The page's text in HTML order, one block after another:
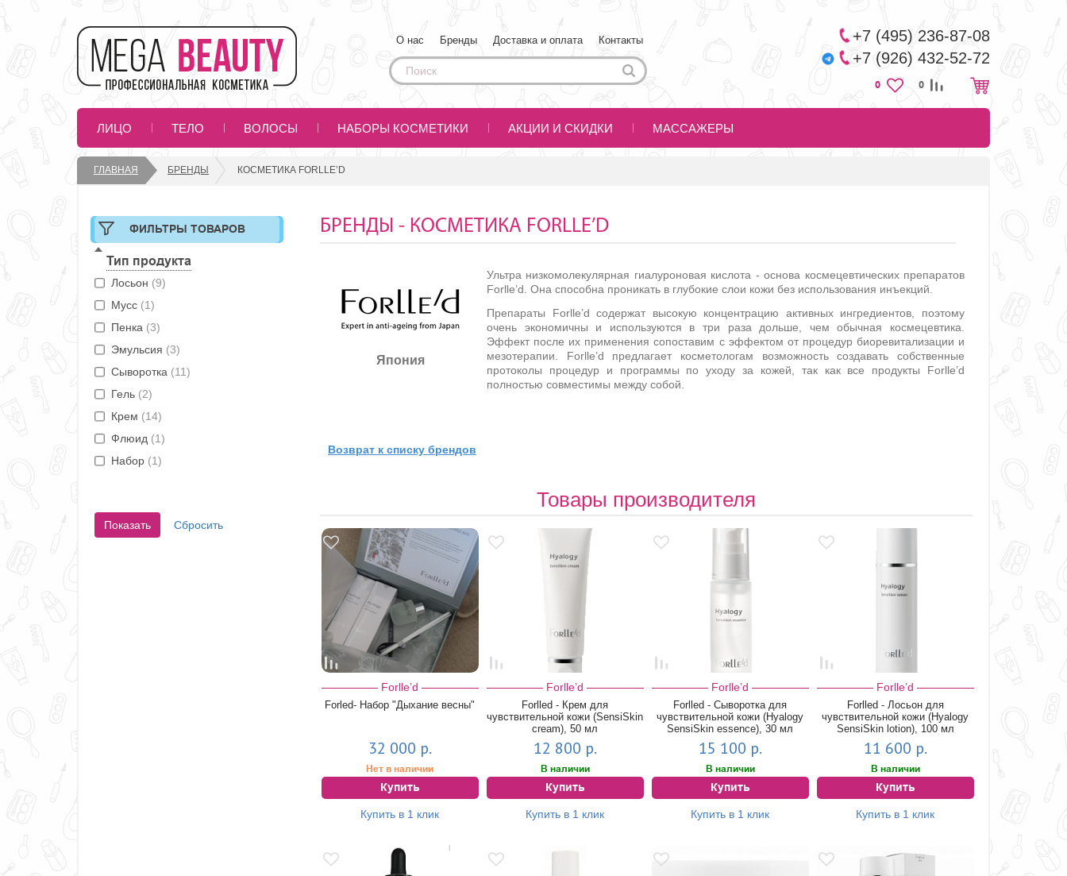
О нас Бренды Доставка и оплата Контакты
+7 (495) 236-87-08
+7 (926) 432-52-72
0 0
ЛИЦО ТЕЛО ВОЛОСЫ НАБОРЫ КОСМЕТИКИ АКЦИИ И СКИДКИ МАССАЖЕРЫ
ГЛАВНАЯ БРЕНДЫ КОСМЕТИКА FORLLE’D
ФИЛЬТРЫ ТОВАРОВ
Тип продукта
Лосьон (9)
Мусс (1)
Пенка (3)
Эмульсия (3)
Сыворотка (11)
Гель (2)
Крем (14)
Флюид (1)
Набор (1)
Сбросить
БРЕНДЫ - КОСМЕТИКА FORLLE’D
Япония
Ультра низкомолекулярная гиалуроновая кислота - основа космецевтических препаратов
Forlle’d. Она способна проникать в глубокие слои кожи без использования инъекций.
Препараты Forlle’d содержат высокую концентрацию активных ингредиентов, поэтому
очень экономичны и используются в три раза дольше, чем обычная космецевтика.
Эффект после их применения сопоставим с эффектом от процедур биоревитализации и
мезотерапии. Forlle’d предлагает косметологам возможность создавать собственные
протоколы процедур и программы по уходу за кожей, так как все продукты Forlle’d
полностью совместимы между собой.
Возврат к списку брендов
Товары производителя
Forlle’d
Forled- Набор "Дыхание весны"
32 000 р.
Нет в наличии
Купить
Купить в 1 клик
Forlle’d
Forlled - Крем для
чувствительной кожи (SensiSkin
cream), 50 мл
12 800 р.
В наличии
Купить
Купить в 1 клик
Forlle’d
Forlled - Сыворотка для
чувствительной кожи (Hyalogy
SensiSkin essence), 30 мл
15 100 р.
В наличии
Купить
Купить в 1 клик
Forlle’d
Forlled - Лосьон для
чувствительной кожи (Hyalogy
SensiSkin lotion), 100 мл
11 600 р.
В наличии
Купить
Купить в 1 клик